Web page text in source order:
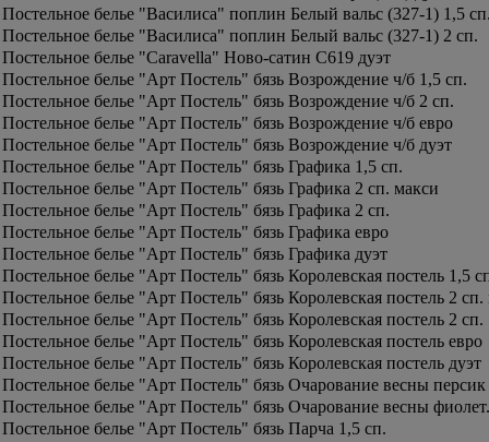
Постельное белье "Василиса" поплин Белый вальс (327-1) 1,5
Постельное белье "Василиса" поплин Белый вальс (327-1) 2 сп.
Постельное белье "Caravella" Ново-сатин C619 дуэт
Постельное белье "Арт Постель" бязь Возрождение ч/б 1,5 сп.
Постельное белье "Арт Постель" бязь Возрождение ч/б 2 сп.
Постельное белье "Арт Постель" бязь Возрождение ч/б евро
Постельное белье "Арт Постель" бязь Возрождение ч/б дуэт
Постельное белье "Арт Постель" бязь Графика 1,5 сп.
Постельное белье "Арт Постель" бязь Графика 2 сп. макси
Постельное белье "Арт Постель" бязь Графика 2 сп.
Постельное белье "Арт Постель" бязь Графика евро
Постельное белье "Арт Постель" бязь Графика дуэт
Постельное белье "Арт Постель" бязь Королевская постель 1,5
Постельное белье "Арт Постель" бязь Королевская постель 2 сп.
Постельное белье "Арт Постель" бязь Королевская постель 2 сп.
Постельное белье "Арт Постель" бязь Королевская постель евро
Постельное белье "Арт Постель" бязь Королевская постель дуэт
Постельное белье "Арт Постель" бязь Очарование весны
Постельное белье "Арт Постель" бязь Очарование весны
Постельное белье "Арт Постель" бязь Парча 1,5 сп.